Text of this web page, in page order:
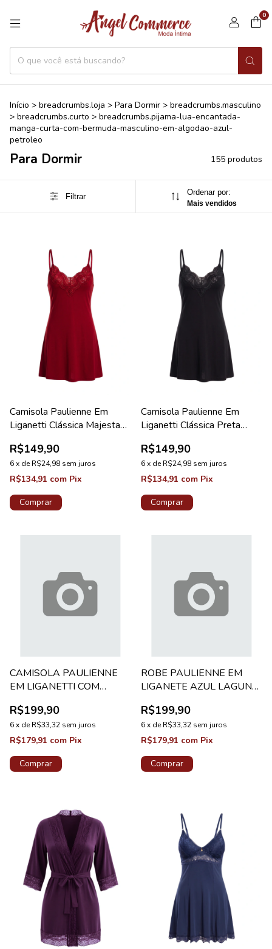
0
Início > breadcrumbs.loja > Para Dormir > breadcrumbs.masculino
> breadcrumbs.curto > breadcrumbs.pijama-lua-encantada-
manga-curta-com-bermuda-masculino-em-algodao-azul-
petroleo
Para Dormir 155 produtos
Filtrar Ordenar por:
Mais vendidos
Camisola Paulienne Em
Liganetti Clássica Majestade
R$149,90
6x deR$24,98 sem juros
R$134,91 com Pix
Comprar
Camisola Paulienne Em
Liganetti Clássica Preta
R$149,90
6x deR$24,98 sem juros
R$134,91 com Pix
Comprar
CAMISOLA PAULIENNE
EM LIGANETTI COM
ADELE
R$199,90
6x deR$33,32 sem juros
R$179,91 com Pix
Comprar
ROBE PAULIENNE EM
LIGANETE AZUL LAGUNA
R$199,90
6x deR$33,32 sem juros
R$179,91 com Pix
Comprar